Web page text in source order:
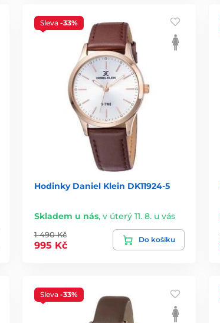
Sleva -33%
Hodinky Daniel Klein DK11924-5
Skladem u nás, v úterý 11. 8. u vás
1 490 Kč
995 Kč
Do košíku
Sleva -33%